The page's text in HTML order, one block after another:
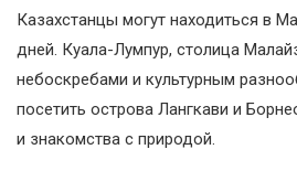
Казахстанцы могут находиться в
дней. Куала-Лумпур, столица
небоскребами и культурным
посетить острова Лангкави и
и знакомства с природой.